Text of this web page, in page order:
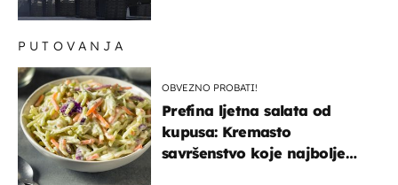
PUTOVANJA
OBVEZNO PROBATI!
Prefina ljetna salata od
kupusa: Kremasto
savršenstvo koje najbolje